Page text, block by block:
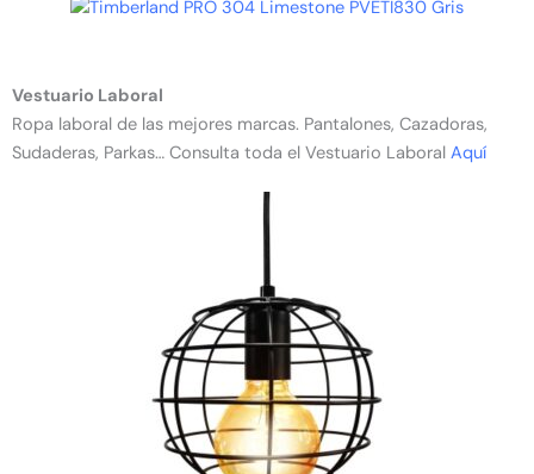
Vestuario Laboral
Ropa laboral de las mejores marcas. Pantalones, Cazadoras,
Sudaderas, Parkas… Consulta toda el Vestuario Laboral Aquí